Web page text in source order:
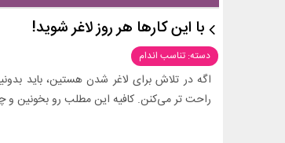
با این کارها هر روز لاغر شوید!
دسته: تناسب اندام
اگه در تلاش برای لاغر شدن هستین، باید
راحت تر می‌کنن. کافیه این مطلب رو بخونین و